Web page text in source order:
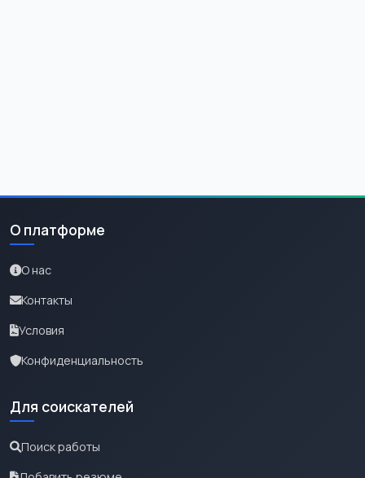
О платформе
О нас
Контакты
Условия
Конфиденциальность
Для соискателей
Поиск работы